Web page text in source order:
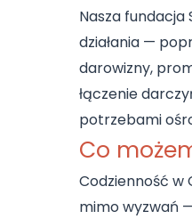
Nasza
działania —
darowizny,
łączenie
potrzebami
Co
Codzienność w
mimo wyzwań